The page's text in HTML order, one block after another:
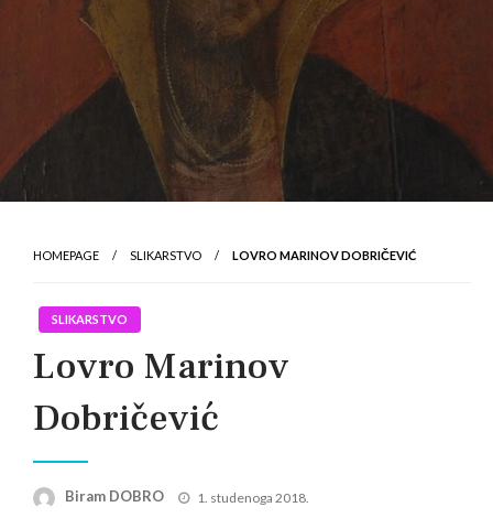
HOMEPAGE SLIKARSTVO LOVRO MARINOV DOBRIČEVIĆ
SLIKARSTVO
Lovro Marinov
Dobričević
Biram DOBRO
Posted
1. studenoga 2018.